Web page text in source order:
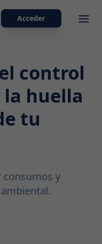
Acceder
control
huella
tu
consumos y